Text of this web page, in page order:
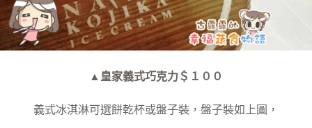
▲皇家義式巧克力＄１００
義式冰淇淋可選餅乾杯或盤子裝，盤子裝如上圖，